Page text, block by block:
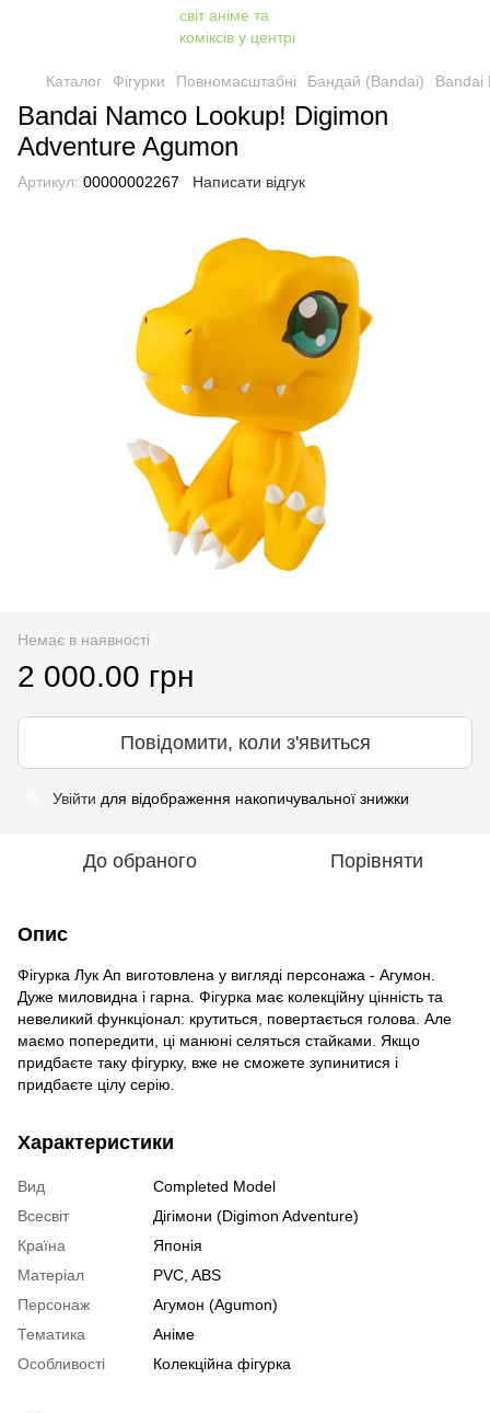
Каталог Фігурки Повномасштабні Бандай (Bandai) Bandai
Bandai Namco Lookup! Digimon
Adventure Agumon
Артикул: 00000002267 Написати відгук
Немає в наявності
2 000.00 грн
Повідомити, коли з'явиться
Увійти для відображення накопичувальної знижки
До обраного Порівняти
Опис
Фігурка Лук Ап виготовлена у вигляді персонажа - Агумон.
Дуже миловидна і гарна. Фігурка має колекційну цінність та
невеликий функціонал: крутиться, повертається голова. Але
маємо попередити, ці манюні селяться стайками. Якщо
придбаєте таку фігурку, вже не сможете зупинитися і
придбаєте цілу серію.
Характеристики
Вид
Completed Model
Всесвіт
Дігімони (Digimon Adventure)
Країна
Японія
Матеріал
PVC, ABS
Персонаж
Агумон (Agumon)
Тематика
Аніме
Особливості
Колекційна фігурка